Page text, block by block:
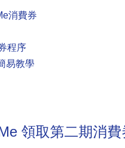
消費券
程序
易教學
領取第二期消費